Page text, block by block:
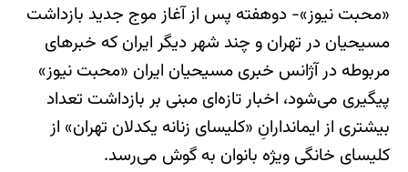
«محبت نیوز»- دوهفته پس از آغاز موج جدید بازداشت
مسیحیان در تهران و چند شهر دیگر ایران که خبرهای
مربوطه در آژانس خبری مسیحیان ایران «محبت نیوز»
پیگیری می‌شود، اخبار تازه‌ای مبنی بر بازداشت تعداد
بیشتری از ایماندارانِ «کلیسای زنانه یکدلان تهران» از
کلیسای خانگی ویژه بانوان به گوش می‌رسد.